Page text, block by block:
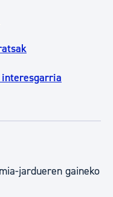
jardueren gaineko